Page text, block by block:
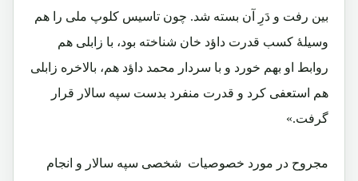
بین رفت و دَرِ آن بسته شد. چون تاسیس کلوپ ملی را هم
وسیلۀ کسب قدرت داؤد خان شناخته بود، با زابلی هم
روابط او بهم خورد و با سردار محمد داؤد هم، بالاخره زابلی
هم استعفی کرد و قدرت منفرد بدست سپه سالار قرار
گرفت.»
مجروح در مورد خصوصیات شخصی سپه سالار و انجام